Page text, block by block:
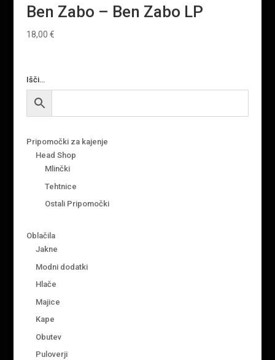
Ben Zabo – Ben Zabo LP
18,00 €
Išči…
Pripomočki za kajenje
Head Shop
Mlinčki
Tehtnice
Ostali Pripomočki
Oblačila
Jakne
Modni dodatki
Hlače
Majice
Kape
Obutev
Puloverji